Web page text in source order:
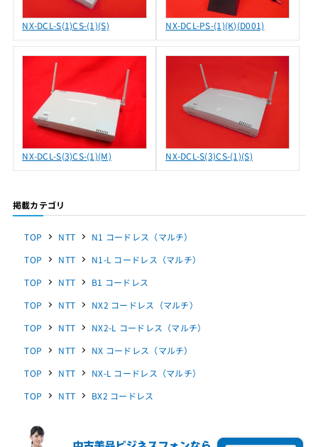
NX-DCL-S(1)CS-(1)(S) NX-DCL-PS-(1)(K)(D001)
NX-DCL-S(3)CS-(1)(M) NX-DCL-S(3)CS-(1)(S)
掲載カテゴリ
TOP NTT
N1 コードレス（マルチ）
TOP
NTT
N1-L コードレス（マルチ）
TOP
NTT
B1 コードレス
TOP
NTT
NX2 コードレス（マルチ）
TOP
NTT
NX2-L コードレス（マルチ）
TOP
NTT
NX コードレス（マルチ）
TOP
NTT
NX-L コードレス（マルチ）
TOP
NTT BX2 コードレス